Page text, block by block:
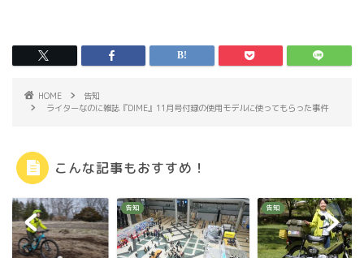
HOME
告知
ライターなのに雑誌『DIME』11月号付録の使用モデルに使ってもらった事件
こんな記事もおすすめ！
告知 告知